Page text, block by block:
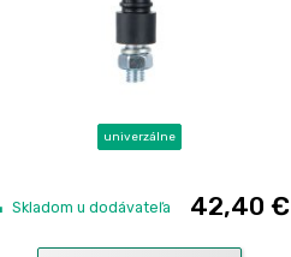
univerzálne
Skladom u dodávateľa 42,40 €